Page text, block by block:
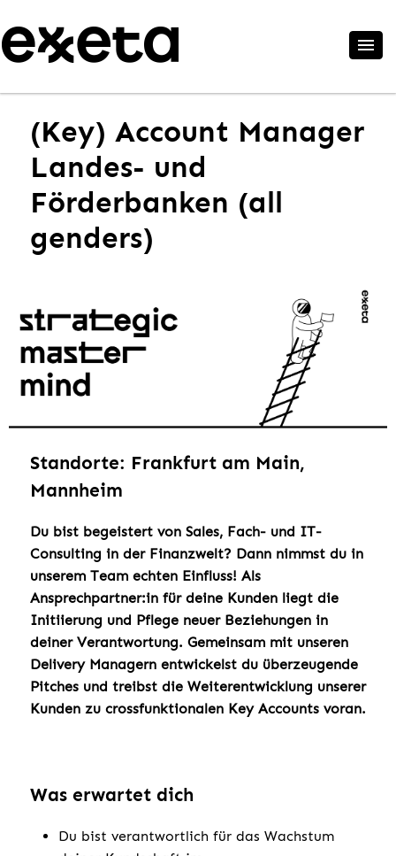
(Key) Account Manager
Landes- und
Förderbanken (all
genders)
Standorte: Frankfurt am Main,
Mannheim
Du bist begeistert von Sales, Fach- und IT-
Consulting in der Finanzwelt? Dann nimmst du in
unserem Team echten Einfluss! Als
Ansprechpartner:in für deine Kunden liegt die
Initiierung und Pflege neuer Beziehungen in
deiner Verantwortung. Gemeinsam mit unseren
Delivery Managern entwickelst du überzeugende
Pitches und treibst die Weiterentwicklung unserer
Kunden zu crossfunktionalen Key Accounts voran.
Was erwartet dich
Du bist verantwortlich für das Wachstum